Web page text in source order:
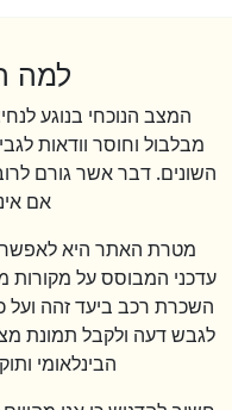
למה
המצב הנוכחי בנוגע
מבלבול וחוסר וודאות
השונים. דבר אשר גורם
אם
מטרת האתר היא לאפשר
עדכני המבוסס על מקורות
השכרת רכב ביעד זהה ועל
לגבש דעה ולקבל תמונת
הבינלאומי